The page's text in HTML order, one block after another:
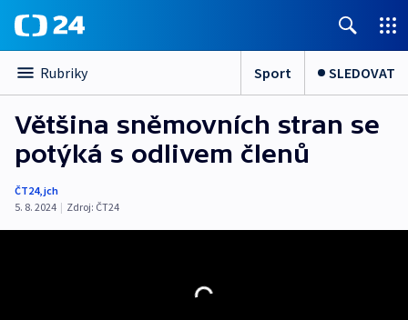
Rubriky Sport SLEDOVAT
Většina sněmovních stran se
potýká s odlivem členů
ČT24,jch
5. 8. 2024 | Zdroj: ČT24